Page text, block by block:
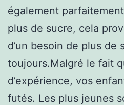
également parfaitement
plus de sucre, cela
d’un besoin de plus de
toujours.Malgré le fait
d’expérience, vos
futés. Les plus jeunes